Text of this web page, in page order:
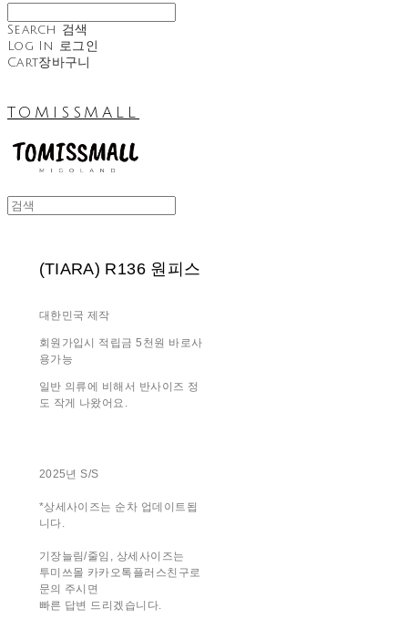
Search 검색
Log In 로그인
Cart장바구니
TOMISSMALL
(TIARA) R136 원피스
대한민국 제작
회원가입시 적립금 5천원 바로사
용가능
일반 의류에 비해서 반사이즈 정
도 작게 나왔어요.
2025년 S/S
*상세사이즈는 순차 업데이트됩
니다.
기장늘림/줄임, 상세사이즈는
투미쓰몰 카카오톡플러스친구로
문의 주시면
빠른 답변 드리겠습니다.